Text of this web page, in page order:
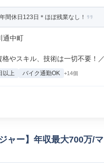
間休日123日＊ほぼ残業なし！
通中町
やスキル、技術は一切不要！
以上 バイク通勤OK +14個
ャー】年収最大700万/
テリア法人営業